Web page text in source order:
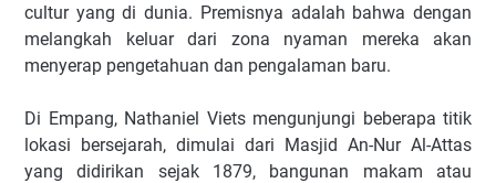
cultur yang di dunia. Premisnya adalah bahwa dengan
melangkah keluar dari zona nyaman mereka akan
menyerap pengetahuan dan pengalaman baru.
Di Empang, Nathaniel Viets mengunjungi beberapa titik
lokasi bersejarah, dimulai dari Masjid An-Nur Al-Attas
yang didirikan sejak 1879, bangunan makam atau